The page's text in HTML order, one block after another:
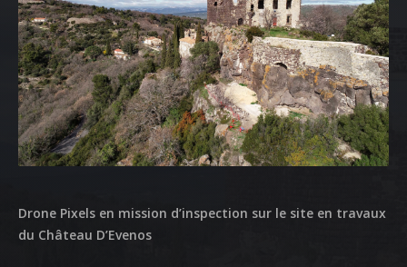
ACCUEIL
Drone Pixels en mission d’inspection sur le site en travaux
du Château D’Evenos